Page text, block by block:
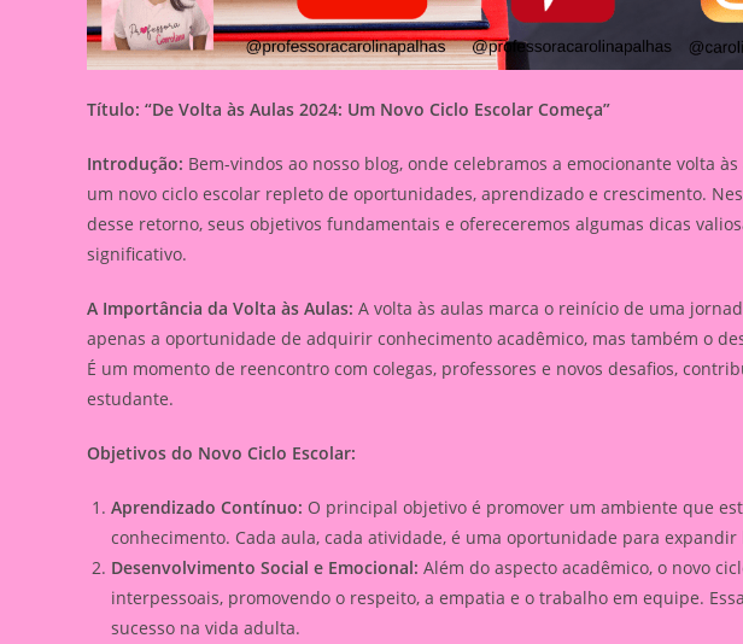
Título: “De Volta às Aulas 2024: Um Novo Ciclo Escolar Começa”
Introdução: Bem-vindos ao nosso blog, onde celebramos a emocionante volta
um novo ciclo escolar repleto de oportunidades, aprendizado e crescimento.
desse retorno, seus objetivos fundamentais e ofereceremos algumas dicas
significativo.
A Importância da Volta às Aulas: A volta às aulas marca o reinício de uma
apenas a oportunidade de adquirir conhecimento acadêmico, mas também o
É um momento de reencontro com colegas, professores e novos desafios,
estudante.
Objetivos do Novo Ciclo Escolar:
Aprendizado Contínuo: O principal objetivo é promover um ambiente que
conhecimento. Cada aula, cada atividade, é uma oportunidade para
Desenvolvimento Social e Emocional: Além do aspecto acadêmico, o novo
interpessoais, promovendo o respeito, a empatia e o trabalho em equipe.
sucesso na vida adulta.